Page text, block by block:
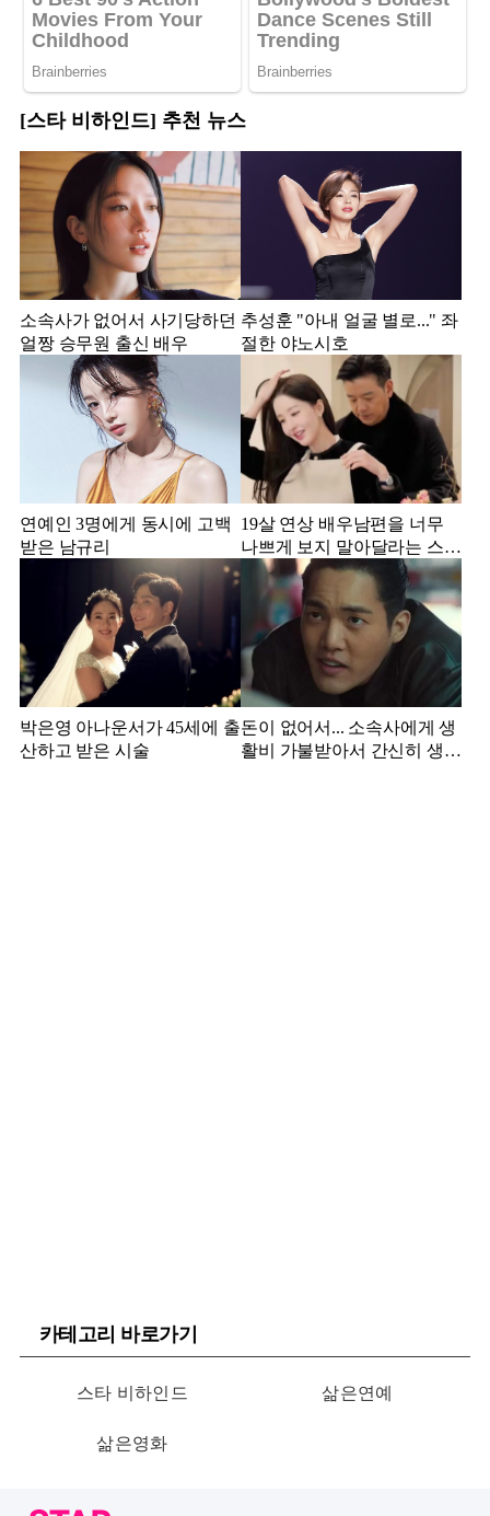
[스타 비하인드] 추천 뉴스
소속사가 없어서 사기당하던
얼짱 승무원 출신 배우
추성훈 "아내 얼굴 별로..." 좌
절한 야노시호
연예인 3명에게 동시에 고백
받은 남규리
19살 연상 배우남편을 너무
나쁘게 보지 말아달라는 스타
강사 아내
박은영 아나운서가 45세에 출
산하고 받은 시술
돈이 없어서... 소속사에게 생
활비 가불받아서 간신히 생활
카테고리 바로가기
스타 비하인드 삶은연예
삶은영화